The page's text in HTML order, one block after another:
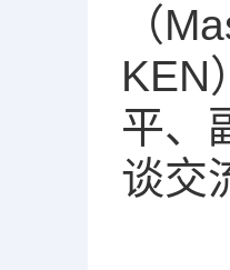
（
KEN
平、
谈交